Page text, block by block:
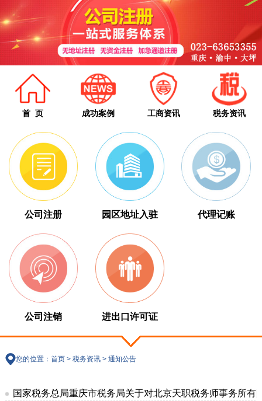
首 页 成功案例 工商资讯 税务资讯
公司注册 园区地址入驻 代理记账
公司注销 进出口许可证
您的位置： 首页> 税务资讯> 通知公告
国家税务总局重庆市税务局关于对北京天职税务师事务所